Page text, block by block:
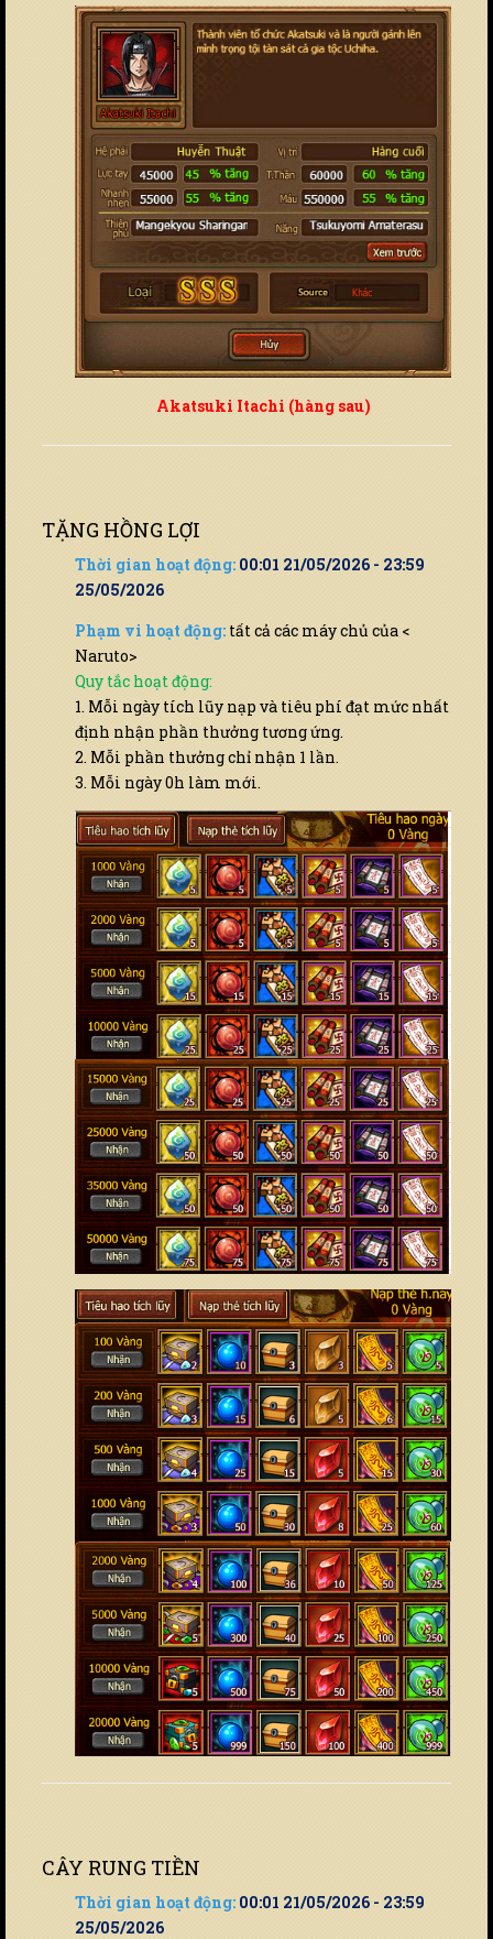
Akatsuki Itachi (hàng sau)
TẶNG HỒNG LỢI
Thời gian hoạt động: 00:01 21/05/2026 - 23:59
25/05/2026
Phạm vi hoạt động: tất cả các máy chủ của <
Naruto>
Quy tắc hoạt động:
1. Mỗi ngày tích lũy nạp và tiêu phí đạt mức nhất
định nhận phần thưởng tương ứng.
2. Mỗi phần thưởng chỉ nhận 1 lần.
3. Mỗi ngày 0h làm mới.
CÂY RUNG TIỀN
Thời gian hoạt động: 00:01 21/05/2026 - 23:59
25/05/2026